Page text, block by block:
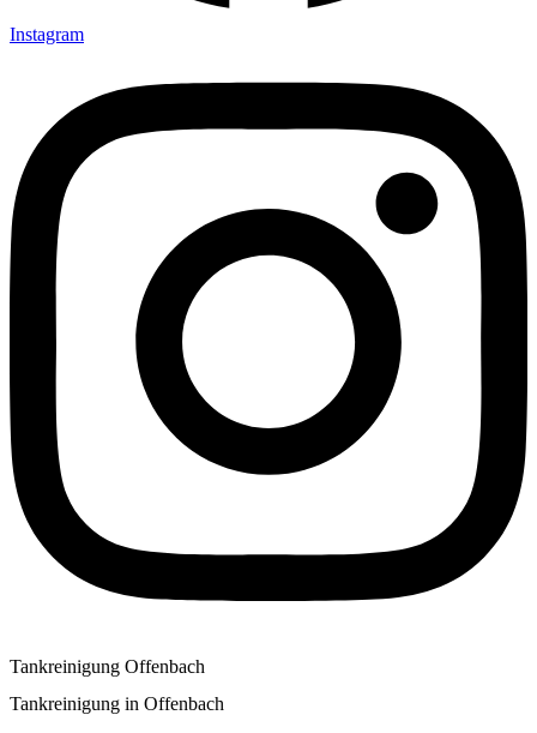
Instagram
Tankreinigung Offenbach
Tankreinigung in Offenbach